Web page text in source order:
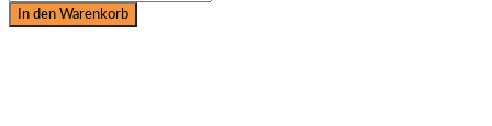
Campus
mit
In den Warenkorb